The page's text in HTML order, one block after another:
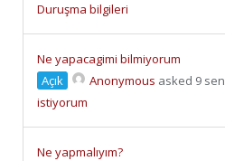
Duruşma bilgileri
Ne yapacagimi bilmiyorum
Açık
Anonymous asked 9
istiyorum
Ne yapmalıyım?